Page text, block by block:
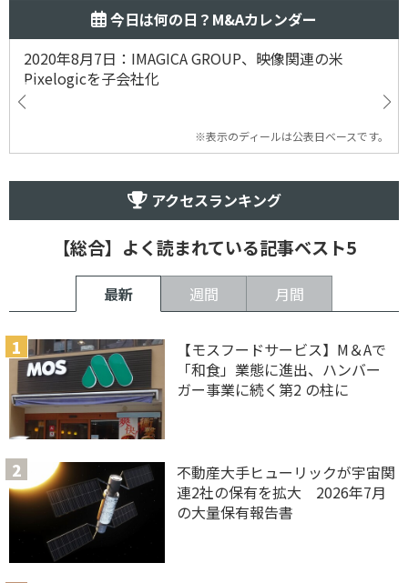
今日は何の日？M&Aカレンダー
2020年8月7日：IMAGICA GROUP、映像関連の米
Pixelogicを子会社化
※表示のディールは公表日ベースです。
アクセスランキング
【総合】よく読まれている記事ベスト5
最新 週間 月間
【モスフードサービス】M＆Aで
「和食」業態に進出、ハンバー
ガー事業に続く第2 の柱に
不動産大手ヒューリックが宇宙関
連2社の保有を拡大 2026年7月
の大量保有報告書